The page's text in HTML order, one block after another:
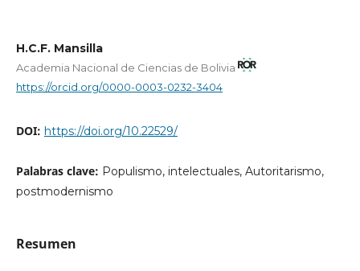
H.C.F. Mansilla
Academia Nacional de Ciencias de Bolivia
https://orcid.org/0000-0003-0232-3404
DOI: https://doi.org/10.22529/
Palabras clave: Populismo, intelectuales, Autoritarismo,
postmodernismo
Resumen